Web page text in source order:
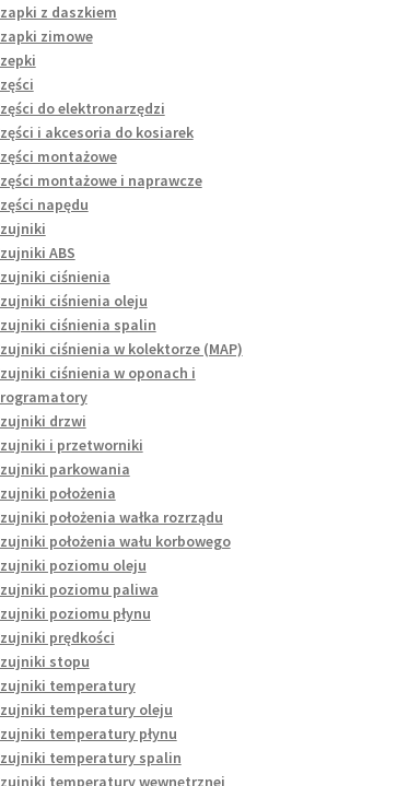
z daszkiem
zimowe
do elektronarzędzi
i akcesoria do kosiarek
montażowe
montażowe i naprawcze
napędu
ABS
ciśnienia
ciśnienia oleju
ciśnienia spalin
ciśnienia w kolektorze (MAP)
ciśnienia w oponach i
drzwi
i przetworniki
parkowania
położenia
położenia wałka rozrządu
położenia wału korbowego
poziomu oleju
poziomu paliwa
poziomu płynu
prędkości
stopu
temperatury
temperatury oleju
temperatury płynu
temperatury spalin
temperatury wewnętrznej